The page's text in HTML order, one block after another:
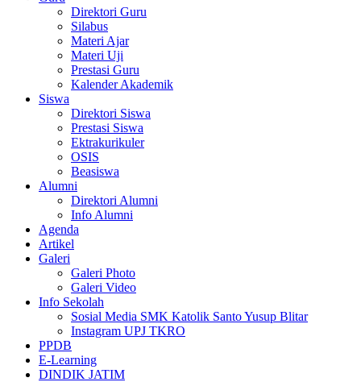
Direktori Guru
Silabus
Materi Ajar
Materi Uji
Prestasi Guru
Kalender Akademik
Siswa
Direktori Siswa
Prestasi Siswa
Ektrakurikuler
OSIS
Beasiswa
Alumni
Direktori Alumni
Info Alumni
Agenda
Artikel
Galeri
Galeri Photo
Galeri Video
Info Sekolah
Sosial Media SMK Katolik Santo Yusup Blitar
Instagram UPJ TKRO
PPDB
E-Learning
DINDIK JATIM